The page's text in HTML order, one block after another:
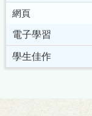
網頁
電子學習
學生佳作